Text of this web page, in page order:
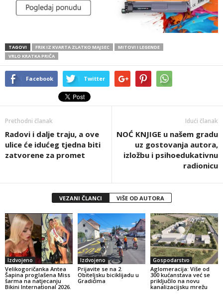
TAGOVI FRIK IZ KVARTA ZLATKO MAJSEC
MITOVI I LEGENDE
VRLO KRATKA PRIČA
Facebook Twitter
Prethodni članak
Radovi i dalje traju, a ove
ulice će idućeg tjedna biti
zatvorene za promet
Idući članak
NOĆ KNJIGE u našem gradu
uz gostovanja autora,
izložbu i psihoedukativnu
radionicu
VEZANI ČLANCI VIŠE OD AUTORA
Izdvojeno
Velikogoričanka Antea
Šapina proglašena Miss
šarma na natjecanju
Bikini International 2026.
Izdvojeno
Prijavite se na 2.
Obiteljsku biciklijadu u
Gradićima
Gospodarstvo
Aglomeracija: Više od
300 kućanstava već se
priključilo na novu
kanalizacijsku mrežu